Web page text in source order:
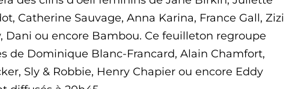
Catherine Sauvage, Anna Karina, France Gall, Zizi
Dani ou encore Bambou. Ce feuilleton regroupe
de Dominique Blanc-Francard, Alain Chamfort,
Sly & Robbie, Henry Chapier ou encore Eddy